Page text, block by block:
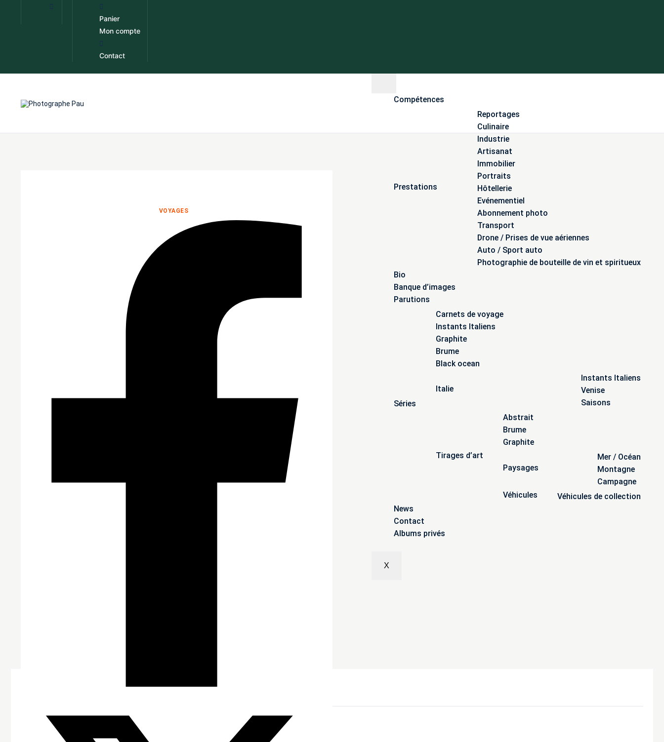
Panier
Mon compte
Contact
Compétences
Prestations
Reportages
Culinaire
Industrie
Artisanat
Immobilier
Portraits
Hôtellerie
Evénementiel
Abonnement photo
Transport
Drone / Prises de vue aériennes
Auto / Sport auto
Photographie de bouteille de vin et spiritueux
Bio
Banque d’images
Parutions
Séries
Carnets de voyage
Instants Italiens
Graphite
Brume
Black ocean
Italie
Instants Italiens
Venise
Saisons
Tirages d’art
Abstrait
Brume
Graphite
Paysages
Mer / Océan
Montagne
Campagne
Véhicules
Véhicules de collection
News
Contact
Albums privés
X
VOYAGES